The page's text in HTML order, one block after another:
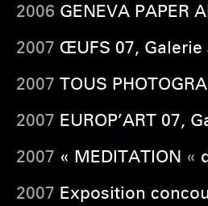
2006 GENEVA PAPER
2007 ŒUFS 07, Galerie
2007 TOUS
2007 EUROP’ART 07,
2007 « MEDITATION «
2007 Exposition